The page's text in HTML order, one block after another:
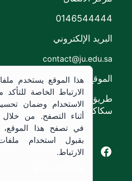
0146544444
البريد الإلكتروني
contact@ju.edu.sa
الموقع
طريق الملك خالد،
سكاكا, المملكة العربية
of Jouf University
X of Jouf University
هذا الموقع يستخدم
الارتباط الخاصة
الاستخدام وضمان
أثناء التصفح. من خلال
في تصفح هذا الموقع،
بقبول استخدام
الارتباط.